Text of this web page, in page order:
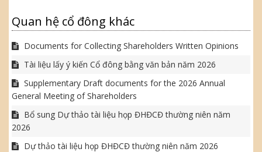
Quan hệ cổ đông khác
Documents for Collecting Shareholders Written Opinions
Tài liệu lấy ý kiến Cổ đông bằng văn bản năm 2026
Supplementary Draft documents for the 2026 Annual
General Meeting of Shareholders
Bổ sung Dự thảo tài liệu họp ĐHĐCĐ thường niên năm
2026
Dự thảo tài liệu họp ĐHĐCĐ thường niên năm 2026